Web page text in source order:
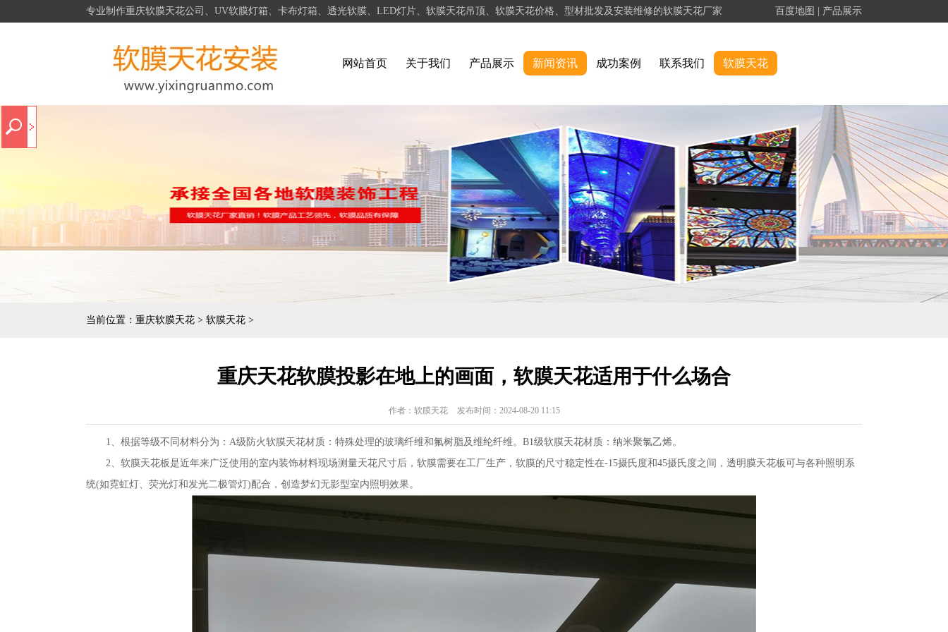
专业制作重庆软膜天花公司、UV软膜灯箱、卡布灯箱、透光软膜、LED灯片、软膜天花吊顶、软膜天花价格、型材批发及安装维修的软膜天花厂家 百度地图 产品展示
网站首页 关于我们 产品展示 新闻资讯 成功案例 联系我们 软膜天花
当前位置： 重庆软膜天花 > 软膜天花 >
重庆天花软膜投影在地上的画面，软膜天花适用于什么场合
作者：软膜天花 发布时间：2024-08-20 11:15
1、根据等级不同材料分为：A级防火软膜天花材质：特殊处理的玻璃纤维和氟树脂及维纶纤维。B1级软膜天花材质：纳米聚氯乙烯。
2、软膜天花板是近年来广泛使用的室内装饰材料现场测量天花尺寸后，软膜需要在工厂生产，软膜的尺寸稳定性在-15摄氏度和45摄氏度之间，透明膜天花板可与各种照明系
统(如霓虹灯、荧光灯和发光二极管灯)配合，创造梦幻无影型室内照明效果。